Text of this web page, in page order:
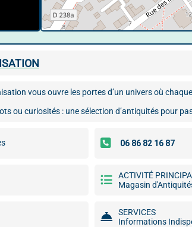
vous ouvre les portes d’un univers où
ou curiosités : une sélection d’antiquités pour
ACTIVITÉ
Magasin
SERVICES
Informations